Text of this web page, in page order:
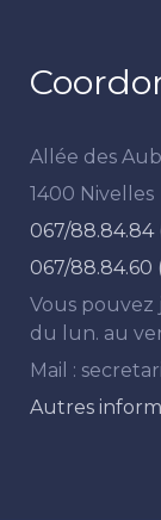
Allée des
1400 Nivelles
067/88.84.84
067/
Vous pouvez
du lun. au
Mail :
Autres